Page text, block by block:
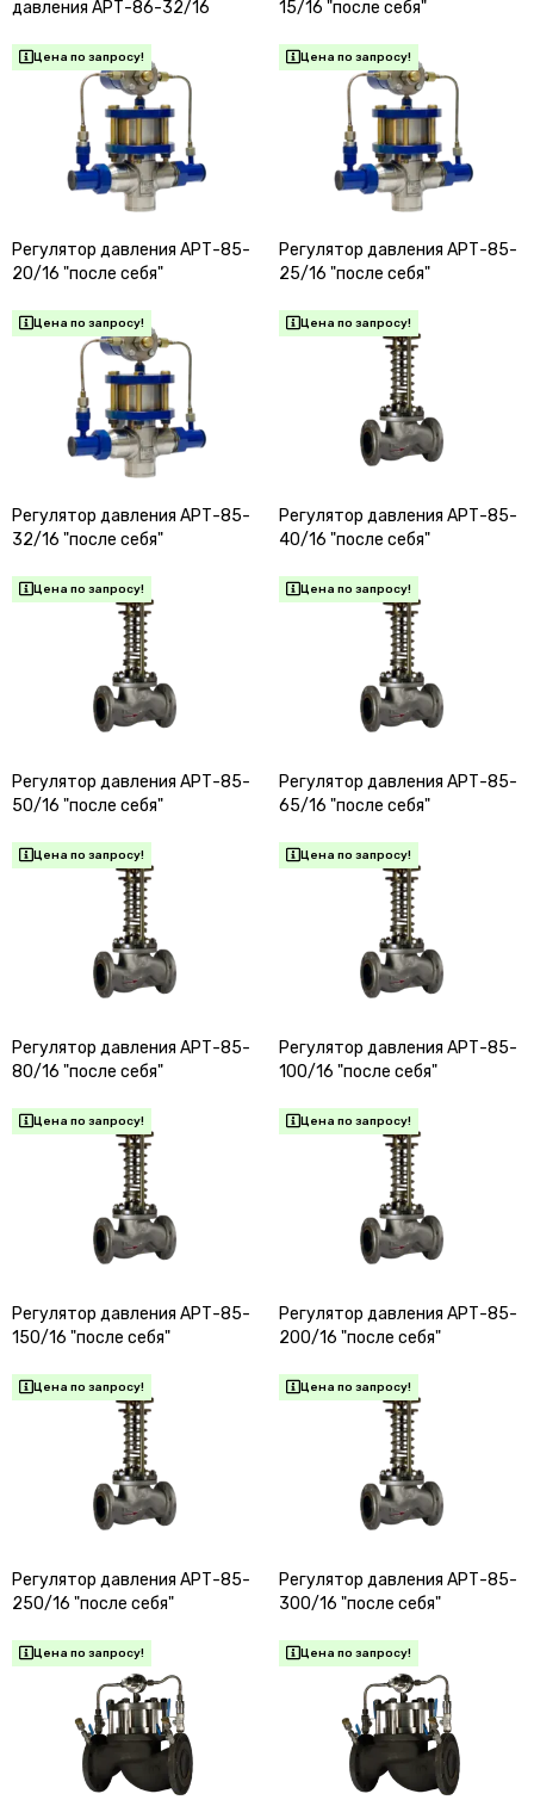
давления АРТ-86-32/16 15/16 "после себя"
Регулятор давления АРТ-85-
20/16 "после себя"
Регулятор давления АРТ-85-
25/16 "после себя"
Регулятор давления АРТ-85-
32/16 "после себя"
Регулятор давления АРТ-85-
40/16 "после себя"
Регулятор давления АРТ-85-
50/16 "после себя"
Регулятор давления АРТ-85-
65/16 "после себя"
Регулятор давления АРТ-85-
80/16 "после себя"
Регулятор давления АРТ-85-
100/16 "после себя"
Регулятор давления АРТ-85-
150/16 "после себя"
Регулятор давления АРТ-85-
200/16 "после себя"
Регулятор давления АРТ-85-
250/16 "после себя"
Регулятор давления АРТ-85-
300/16 "после себя"